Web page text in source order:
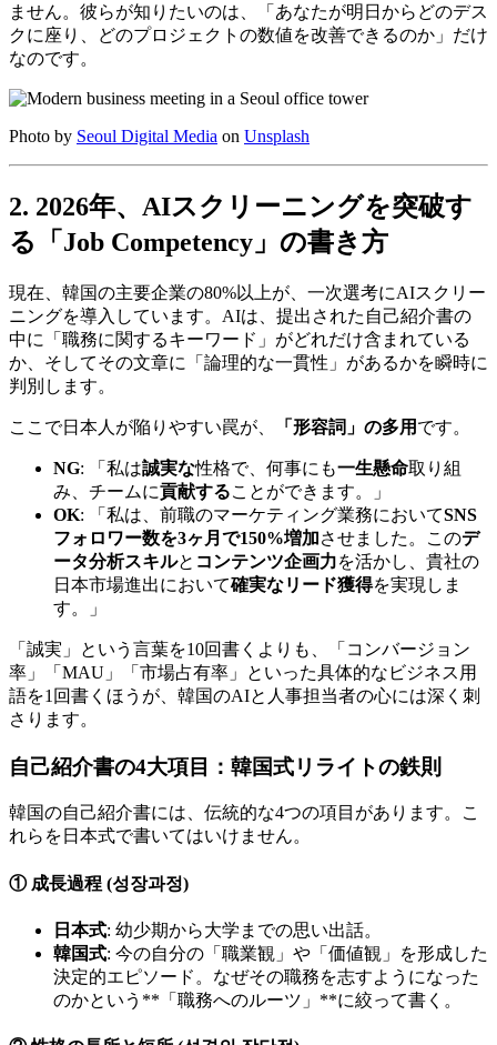
ません。彼らが知りたいのは、「あなたが明日からどのデス
クに座り、どのプロジェクトの数値を改善できるのか」だけ
なのです。
Photo by Seoul Digital Media on Unsplash
2. 2026年、AIスクリーニングを突破す
る「Job Competency」の書き方
現在、韓国の主要企業の80%以上が、一次選考にAIスクリー
ニングを導入しています。AIは、提出された自己紹介書の
中に「職務に関するキーワード」がどれだけ含まれている
か、そしてその文章に「論理的な一貫性」があるかを瞬時に
判別します。
ここで日本人が陥りやすい罠が、 「形容詞」の多用 です。
NG: 「私は誠実な性格で、何事にも一生懸命取り組
み、チームに貢献することができます。」
OK: 「私は、前職のマーケティング業務において​SNS
フォロワー数を3ヶ月で150%増加させました。このデ
ータ分析スキルと コンテンツ企画力を活かし、貴社の
日本市場進出において確実なリード獲得を実現しま
す。」
「誠実」という言葉を10回書くよりも、「コンバージョン
率」「MAU」「市場占有率」といった具体的なビジネス用
語を1回書くほうが、韓国のAIと人事担当者の心には深く刺
さります。
自己紹介書の4大項目：韓国式リライトの鉄則
韓国の自己紹介書には、伝統的な4つの項目があります。こ
れらを日本式で書いてはいけません。
① 成長過程 (성장과정)
日本式: 幼少期から大学までの思い出話。
韓国式: 今の自分の「職業観」や「価値観」を形成した
決定的エピソード。なぜその職務を志すようになった
のかという**「職務へのルーツ」**に絞って書く。